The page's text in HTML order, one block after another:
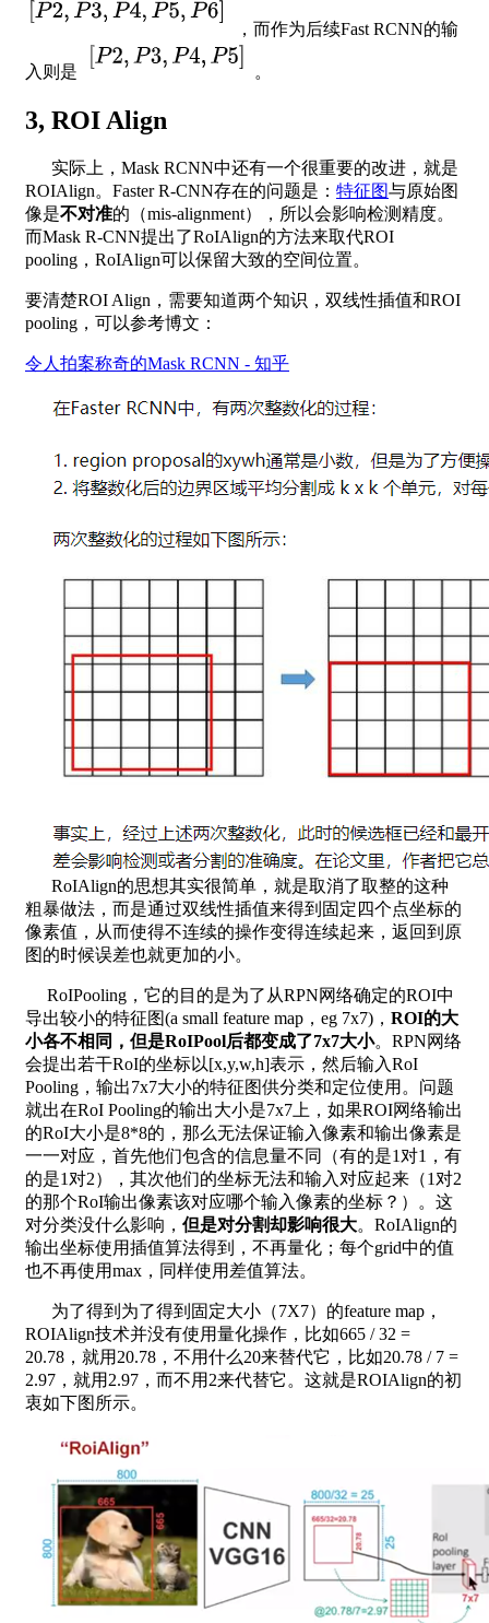
​ ，而作为后续Fast RCNN的输
入则是 ​ 。
3, ROI Align
实际上，Mask RCNN中还有一个很重要的改进，就是
ROIAlign。Faster R-CNN存在的问题是： 特征图与原始图
像是不对准的（mis-alignment），所以会影响检测精度。
而Mask R-CNN提出了RoIAlign的方法来取代ROI
pooling，RoIAlign可以保留大致的空间位置。
要清楚ROI Align，需要知道两个知识，双线性插值和ROI
pooling，可以参考博文：
令人拍案称奇的Mask RCNN - 知乎
​ RoIAlign的思想其实很简单，就是取消了取整的这种
粗暴做法，而是通过双线性插值来得到固定四个点坐标的
像素值，从而使得不连续的操作变得连续起来，返回到原
图的时候误差也就更加的小。
RoIPooling，它的目的是为了从RPN网络确定的ROI中
导出较小的特征图(a small feature map，eg 7x7)， ROI的大
小各不相同，但是RoIPool后都变成了7x7大小。RPN网络
会提出若干RoI的坐标以[x,y,w,h]表示，然后输入RoI
Pooling，输出7x7大小的特征图供分类和定位使用。问题
就出在RoI Pooling的输出大小是7x7上，如果ROI网络输出
的RoI大小是8*8的，那么无法保证输入像素和输出像素是
一一对应，首先他们包含的信息量不同（有的是1对1，有
的是1对2），其次他们的坐标无法和输入对应起来（1对2
的那个RoI输出像素该对应哪个输入像素的坐标？）。这
对分类没什么影响， 但是对分割却影响很大。RoIAlign的
输出坐标使用插值算法得到，不再量化；每个grid中的值
也不再使用max，同样使用差值算法。
为了得到为了得到固定大小（7X7）的feature map，
ROIAlign技术并没有使用量化操作，比如665 / 32 =
20.78，就用20.78，不用什么20来替代它，比如20.78 / 7 =
2.97，就用2.97，而不用2来代替它。这就是ROIAlign的初
衷如下图所示。